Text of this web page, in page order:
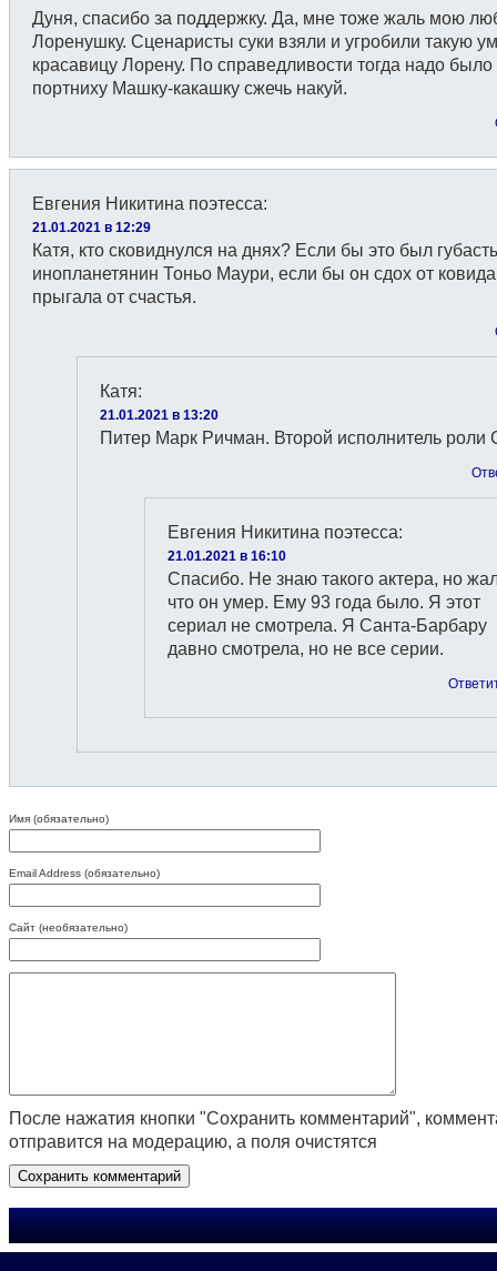
Дуня, спасибо за поддержку. Да, мне тоже жаль мою
Лоренушку. Сценаристы суки взяли и угробили такую
красавицу Лорену. По справедливости тогда надо было
портниху Машку-какашку сжечь накуй.
Евгения Никитина поэтесса:
21.01.2021 в 12:29
Катя, кто сковиднулся на днях? Если бы это был
инопланетянин Тоньо Маури, если бы он сдох от
прыгала от счастья.
Катя:
21.01.2021 в 13:20
Питер Марк Ричман. Второй исполнитель роли
Евгения Никитина поэтесса:
21.01.2021 в 16:10
Спасибо. Не знаю такого актера, но
что он умер. Ему 93 года было. Я этот
сериал не смотрела. Я Санта-Барбару
давно смотрела, но не все серии.
Имя (обязательно)
Email Address (обязательно)
Сайт (необязательно)
После нажатия кнопки "Сохранить комментарий",
отправится на модерацию, а поля очистятся